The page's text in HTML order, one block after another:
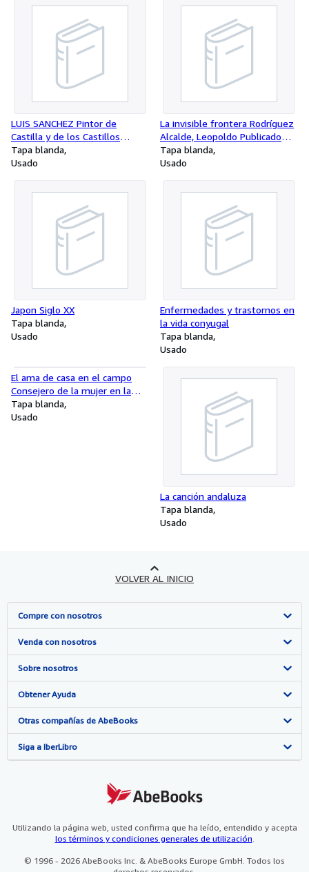
LUIS SANCHEZ Pintor de
Castilla y de los Castillos
españoles. DEDICADO POR EL
PINTOR.
Tapa blanda
Usado
La invisible frontera Rodríguez
Alcalde, Leopoldo Publicado
por El gato verde., 1954
Tapa blanda
Usado
Japon Siglo XX
Tapa blanda
Usado
Enfermedades y trastornos en
la vida conyugal
Tapa blanda
Usado
El ama de casa en el campo
Consejero de la mujer en la
granja
Tapa blanda
Usado
La canción andaluza
Tapa blanda
Usado
VOLVER AL INICIO
Compre con nosotros
Búsqueda avanzada
Colecciones
Mi cuenta
Mis pedidos
Ver carrito
Venda con nosotros
Comenzar a vender
Únase a nuestro programa de afiliados
Recomiende un vendedor
Sobre nosotros
Sobre IberLibro
Medios
Empleo
Preferencias de cookies
Aviso de cookies
Obtener Ayuda
Preguntas frecuentes y guías
Atención al Cliente
Otras compañías de AbeBooks
AbeBooks.com
AbeBooks.fr
Siga a IberLibro
Utilizando la página web, usted confirma que ha leído, entendido y acepta
los términos y condiciones generales de utilización.
© 1996 - 2026 AbeBooks Inc. & AbeBooks Europe GmbH. Todos los